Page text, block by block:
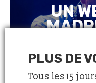
UN
5 avril 2018
PLUS DE
Tous les 15